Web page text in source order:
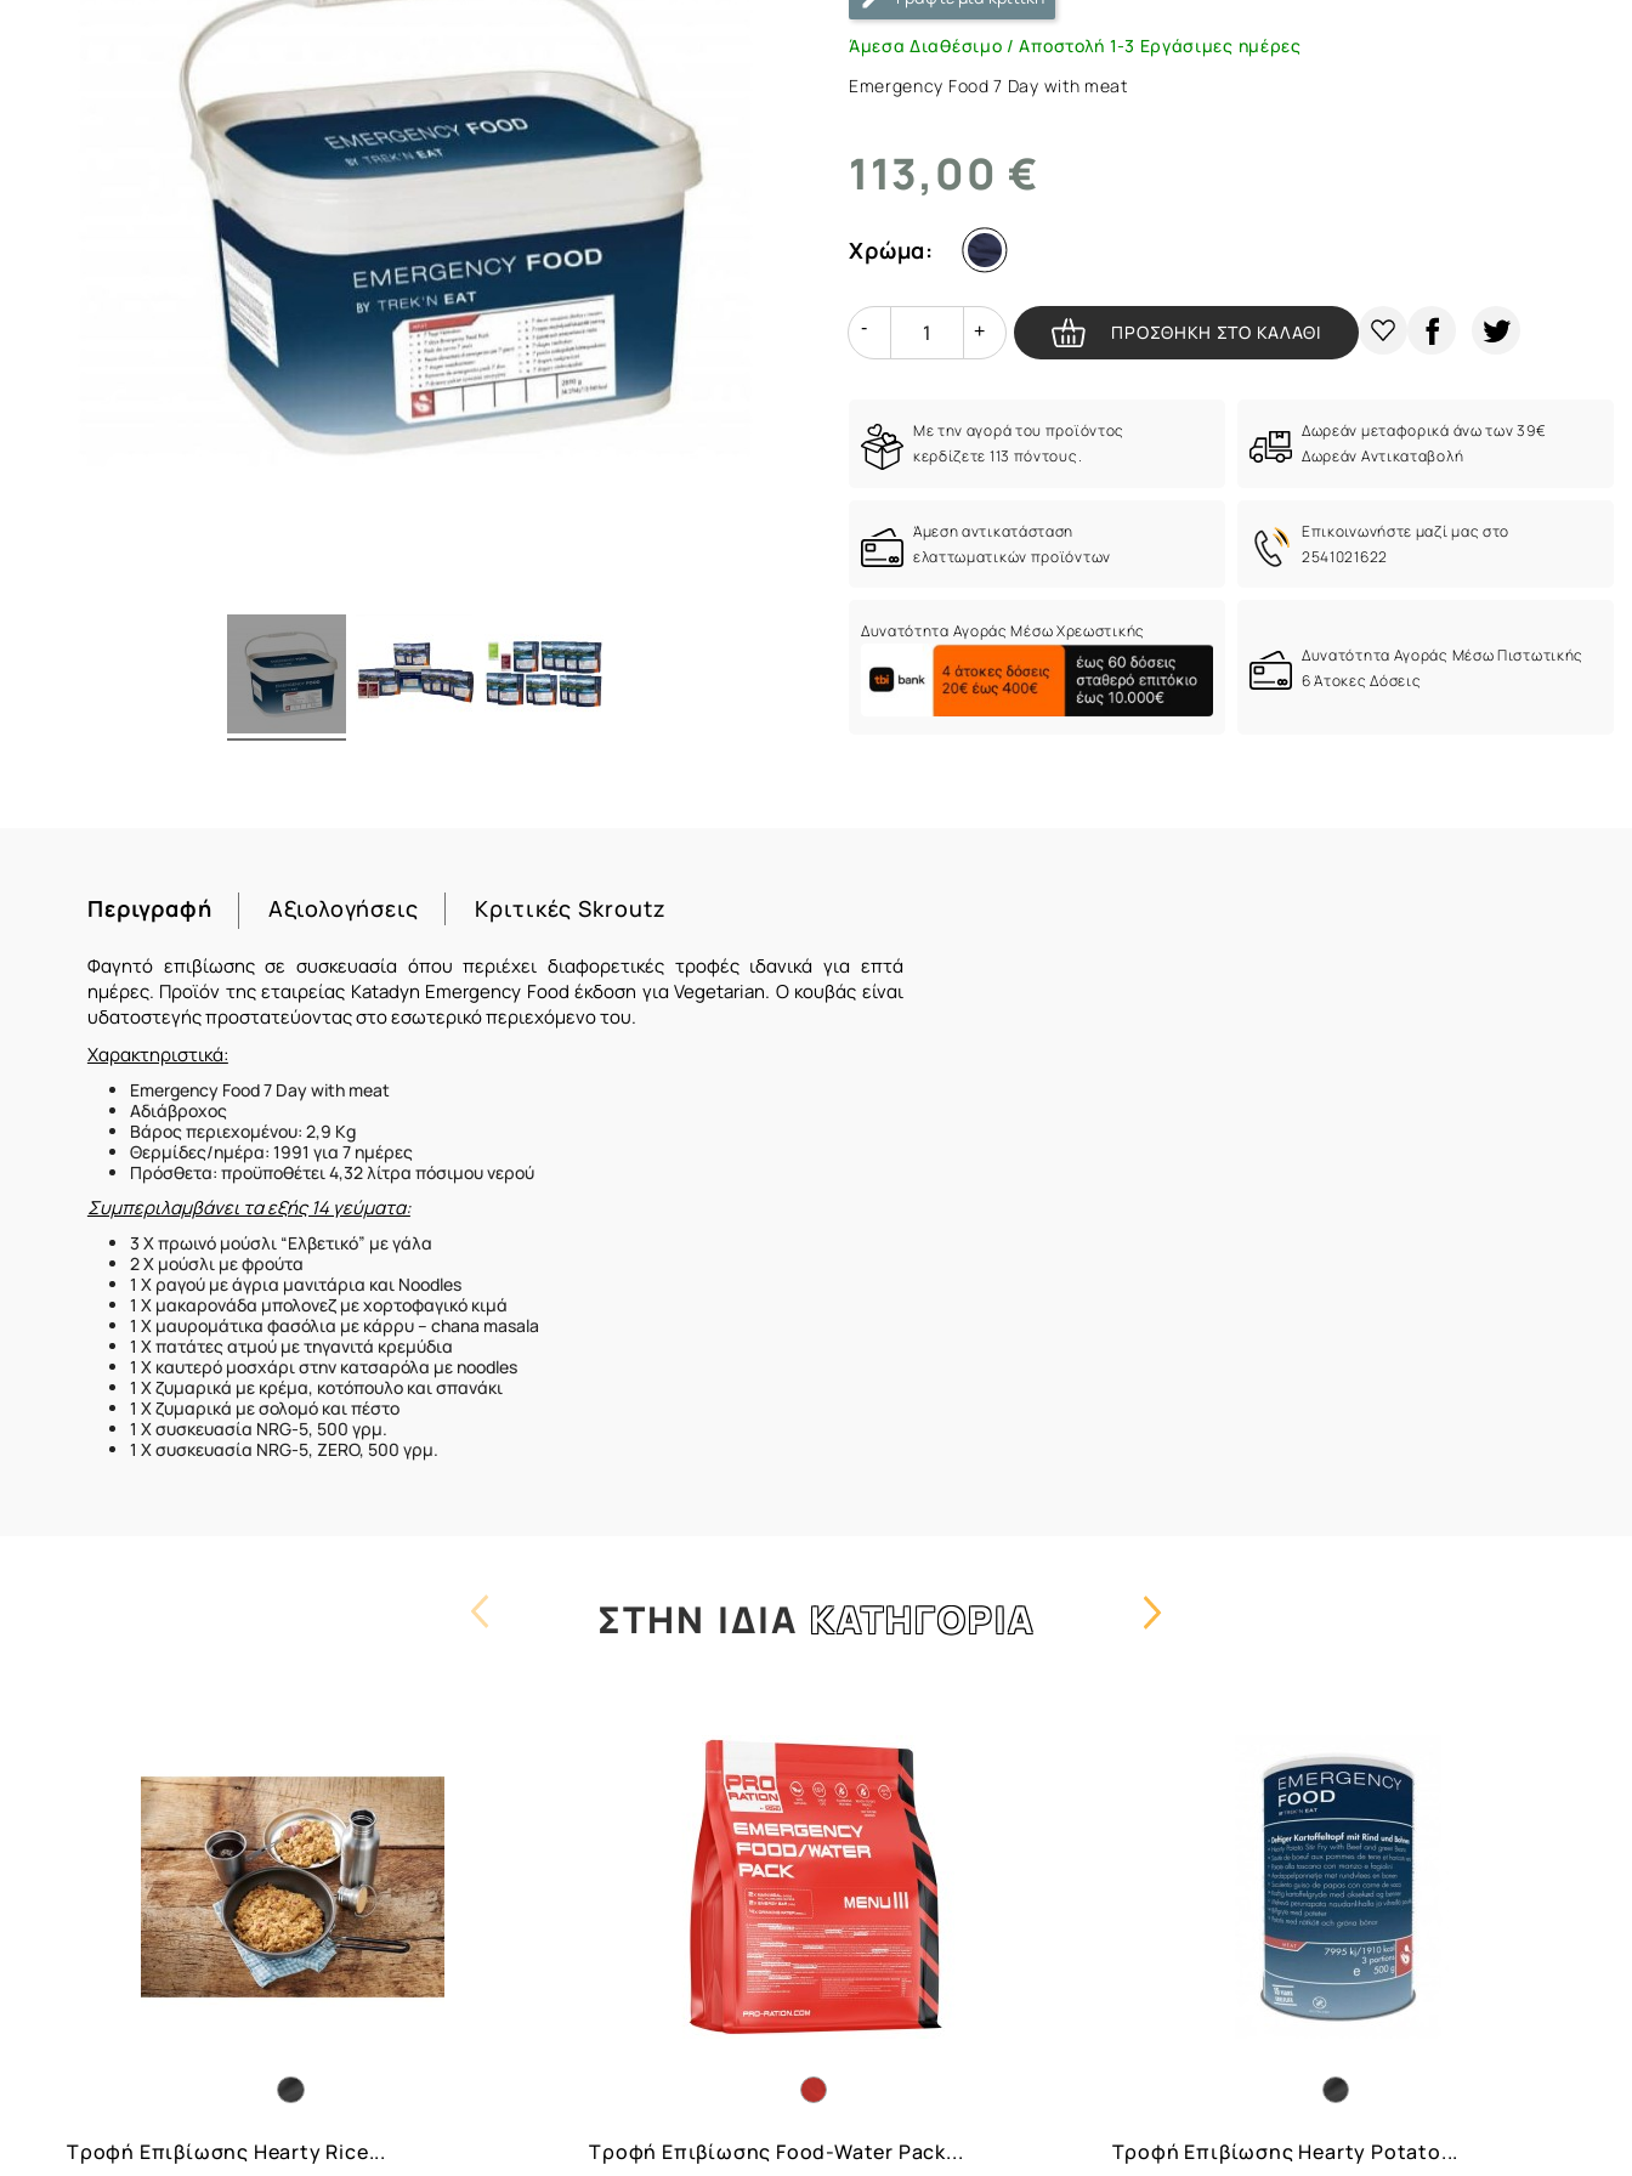
with
Treak
N'
Eat
ArmyMarket.gr
Άμεσα Διαθέσιμο / Αποστολή 1-3 Εργάσιμες ημέρες
Emergency Food 7 Day with meat
113,00 €
Χρώμα:
Quantity
Quantity ΠΡΟΣΘΗΚΗ ΣΤΟ ΚΑΛΑΘΙ
Με την αγορά του προϊόντος
κερδίζετε 113 πόντους.
Δωρεάν μεταφορικά άνω των 39€
Δωρεάν Αντικαταβολή
Άμεση αντικατάσταση
ελαττωματικών προϊόντων
Eπικοινωνήστε μαζί μας στο
2541021622
Δυνατότητα Αγοράς Μέσω Χρεωστικής
Δυνατότητα Αγοράς Μέσω Πιστωτικής
6 Άτοκες Δόσεις
Περιγραφή Αξιολογήσεις Κριτικές Skroutz
Φαγητό επιβίωσης σε συσκευασία όπου περιέχει διαφορετικές τροφές ιδανικά για επτά
ημέρες. Προϊόν της εταιρείας Katadyn Emergency Food έκδοση για Vegetarian. Ο κουβάς είναι
υδατοστεγής προστατεύοντας στο εσωτερικό περιεχόμενο του.
Χαρακτηριστικά:
Emergency Food 7 Day with meat
Αδιάβροχος
Βάρος περιεχομένου: 2,9 Kg
Θερμίδες/ημέρα: 1991 για 7 ημέρες
Πρόσθετα: προϋποθέτει 4,32 λίτρα πόσιμου νερού
Συμπεριλαμβάνει τα εξής 14 γεύματα:
3 Χ πρωινό μούσλι “Ελβετικό” με γάλα
2 Χ μούσλι με φρούτα
1 Χ ραγού με άγρια μανιτάρια και Noodles
1 Χ μακαρονάδα μπολονεζ με χορτοφαγικό κιμά
1 X μαυρομάτικα φασόλια με κάρρυ – chana masala
1 X πατάτες ατμού με τηγανιτά κρεμύδια
1 Χ καυτερό μοσχάρι στην κατσαρόλα με noodles
1 Χ ζυμαρικά με κρέμα, κοτόπουλο και σπανάκι
1 Χ ζυμαρικά με σολομό και πέστο
1 Χ συσκευασία NRG-5, 500 γρμ.
1 Χ συσκευασία NRG-5, ZERO, 500 γρμ.
ΣΤΗΝ ΙΔΙΑ ΚΑΤΗΓΟΡΙΑ
Τροφή Eπιβίωσης Hearty Rice... Τροφή Επιβίωσης Food-Water Pack... Τροφή Eπιβίωσης Hearty Potato...